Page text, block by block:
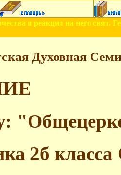
и реакция на него свят.
Духовная
2б